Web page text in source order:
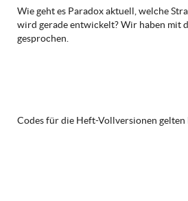
Wie geht es Paradox aktuell, welche
wird gerade entwickelt? Wir haben mit
gesprochen.
Codes für die Heft-Vollversionen gelten